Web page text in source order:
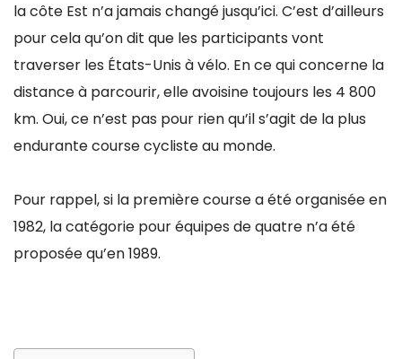
la côte Est n’a jamais changé jusqu’ici. C’est d’ailleurs
pour cela qu’on dit que les participants vont
traverser les États-Unis à vélo. En ce qui concerne la
distance à parcourir, elle avoisine toujours les 4 800
km. Oui, ce n’est pas pour rien qu’il s’agit de la plus
endurante course cycliste au monde.
Pour rappel, si la première course a été organisée en
1982, la catégorie pour équipes de quatre n’a été
proposée qu’en 1989.